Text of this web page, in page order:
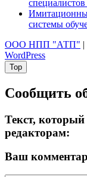
системы
ООО НПП "АТП"
WordPress
Top
Сообщить
Текст,
редакторам:
Ваш